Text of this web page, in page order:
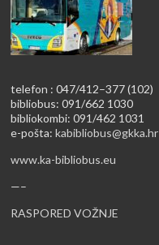
telefon : 047/412–377 (102)
bibliobus: 091/662 1030
bibliokombi: 091/462 1031
e-pošta:kabibliobus@gkka.hr
www.ka-bibliobus.eu
—–
RASPORED VOŽNJE